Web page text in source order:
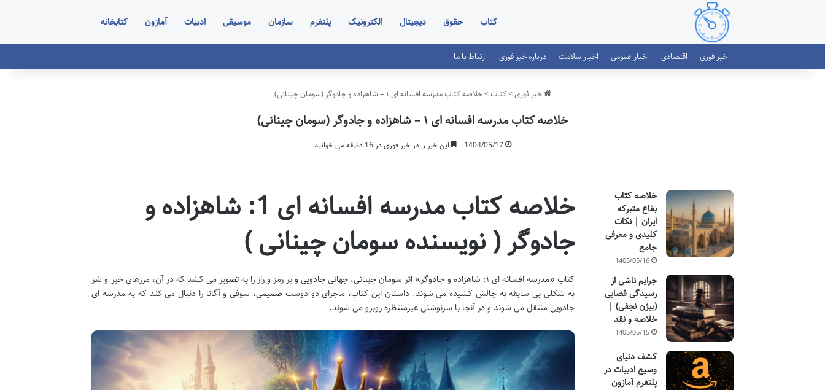
کتاب حقوق دیجیتال الکترونیک پلتفرم سازمان موسیقی ادبیات آمازون کتابخانه
خبر فوری اقتصادی اخبار عمومی اخبار سلامت درباره خبر فوری ارتباط با ما
خبر فوری>کتاب>خلاصه کتاب مدرسه افسانه ای ۱ – شاهزاده و جادوگر (سومان چینانی)
خلاصه کتاب مدرسه افسانه ای ۱ – شاهزاده و جادوگر (سومان چینانی)
1404/05/17 این خبر را در خبر فوری در 16 دقیقه می خوانید
خلاصه کتاب مدرسه افسانه ای 1: شاهزاده و
جادوگر ( نویسنده سومان چینانی )
کتاب «مدرسه افسانه ای ۱: شاهزاده و جادوگر» اثر سومان چینانی، جهانی جادویی و پر رمز و راز را به تصویر می کشد که در آن، مرزهای خیر و شر
به شکلی بی سابقه به چالش کشیده می شوند. داستان این کتاب، ماجرای دو دوست صمیمی، سوفی و آگاتا را دنبال می کند که به مدرسه ای
جادویی منتقل می شوند و در آنجا با سرنوشتی غیرمنتظره روبرو می شوند.
خلاصه کتاب
بقاع متبرکه
ایران | نکات
کلیدی و معرفی
جامع
1405/05/16
جرایم ناشی از
رسیدگی قضایی
(بیژن نجفی) |
خلاصه و نقد
1405/05/15
کشف دنیای
وسیع ادبیات در
پلتفرم آمازون